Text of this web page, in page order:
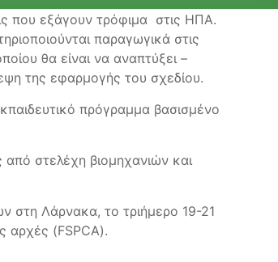
που εξάγουν τρόφιμα στις ΗΠΑ.
παραγωγικά στις
θα είναι να αναπτύξει –
της εφαρμογής του σχεδίου.
πρόγραμμα βασισμένο
στελέχη βιομηχανιών και
στη Λάρνακα, το τριήμερο 19-21
αρχές (FSPCA).